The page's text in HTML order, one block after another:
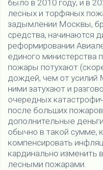
было в 2010 году, и в
лесных и торфяных
задымлении Москвы,
средства, начинаются
реформировании
единого министерства
пожары потухают
дождей, чем от усилий
ними затухают и
очередных
после больших
дополнительные
обычно в такой сумме,
компенсировать
кардинально изменить
лесными пожарами.